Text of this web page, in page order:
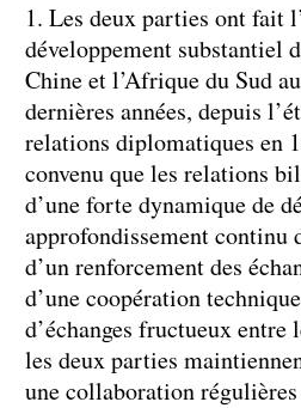
1. Les deux parties ont fait
développement substantiel
Chine et l’Afrique du Sud
dernières années, depuis
relations diplomatiques en
convenu que les relations
d’une forte dynamique de
approfondissement continu
d’un renforcement des
d’une coopération
d’échanges fructueux entre
les deux parties
une collaboration